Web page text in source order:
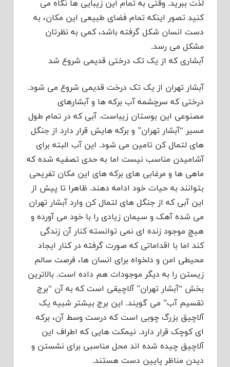
لذت ببرید. وقتی به تمام این زیبایی ها نگاه می
کنید تصور اینکه تمام فضای طبیعی این مکان، به
دست انسان شکل گرفته باشد، کمی به نظرتان
مشکل می رسد.
آبشاری که از یک تک درختی قدیمی شروع شد
آبشار تهران از یک تک درخت قدیمی شروع می شود.
درختی که سرچشمه آب برکه ها و آبشارهای
مصنوعی این بوستان زیباست. آبی که در تمام طول
مسیر “آبشار تهران” و برکه هایش قرار دارد از جنگل
های لتمال کن تامین می شود. این آب البته برای
آشامیدن مناسب نیست اما به حدی تصفیه شده که
ماهی ها و مرغابی های برکه های این مکان تفریحی
بتوانند به حیات خود ادامه دهند. ظاهرا تا پیش از
این آبی که از جنگل های لتمال کن وارد آبشار تهران
می شده آهک و سیمان زیادی را با خود می آورده و
هیچ موجود زنده ای نمی توانسته کنار آن زندگی
کند اما با اقداماتی که صورت گرفته در کنار ایجاد
محیطی امن و دلخواه برای انسان ها، فرصت سالم
زیستن را به دیگر موجودات هم داده است. بالاترین
بخش “آبشار تهران” آلاچیقی است که به آن “برج
تقسیم آب” می گویند. این برج بیشتر شبیه یک
آلاچیق بزرگ چوبی است که درست وسط آن، برکه
ای کوچک قرار دارد. نیمکت هایی که اطراف این
آلاچیق چیده شده اند محل مناسبی برای نشستن و
دیدن مناظر پایین دست هستند.